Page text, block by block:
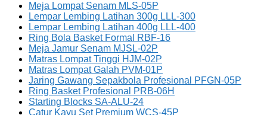
Meja Lompat Senam MLS-05P
Lempar Lembing Latihan 300g LLL-300
Lempar Lembing Latihan 400g LLL-400
Ring Bola Basket Formal RBF-16
Meja Jamur Senam MJSL-02P
Matras Lompat Tinggi HJM-02P
Matras Lompat Galah PVM-01P
Jaring Gawang Sepakbola Profesional PFGN-05P
Ring Basket Profesional PRB-06H
Starting Blocks SA-ALU-24
Catur Kayu Set Premium WCS-45P